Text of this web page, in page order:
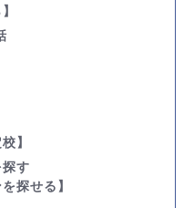
】
す
探せる】